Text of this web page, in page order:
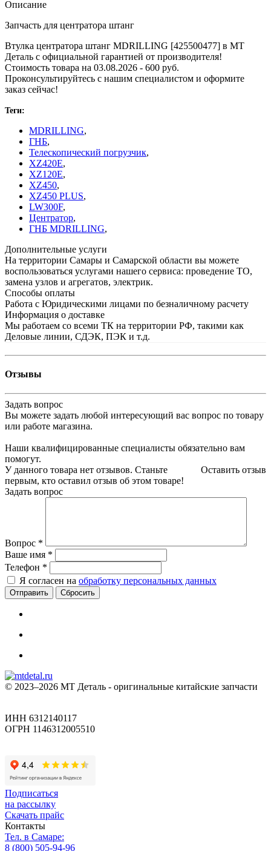
Описание
Запчасть для центратора штанг
Втулка центратора штанг MDRILLING [425500477] в МТ
Деталь с официальной гарантией от производителя!
Стоимость товара на 03.08.2026 - 600 руб.
Проконсультируйтесь с нашим специалистом и оформите
заказ сейчас!
Теги:
MDRILLING,
ГНБ,
Телескопический погрузчик,
XZ420E,
XZ120E,
XZ450,
XZ450 PLUS,
LW300F,
Центратор,
ГНБ MDRILLING,
Дополнительные услуги
На территории Самары и Самарской области вы можете
воспользоваться услугами нашего сервиса: проведение ТО,
замена узлов и агрегатов, электрик.
Способы оплаты
Работа с Юридическими лицами по безналичному расчету
Информация о доставке
Мы работаем со всеми ТК на территории РФ, такими как
Деловые линии, СДЭК, ПЭК и т.д.
Отзывы
Задать вопрос
Вы можете задать любой интересующий вас вопрос по товару
или работе магазина.
Наши квалифицированные специалисты обязательно вам
помогут.
Оставить отзыв
У данного товара нет отзывов. Станьте
первым, кто оставил отзыв об этом товаре!
Задать вопрос
Вопрос *
Ваше имя *
Телефон *
Я согласен на обработку персональных данных
Сбросить
© 2023–2026 МТ Деталь - оригинальные китайские запчасти
ИНН 6312140117
ОГРН 1146312005510
Подписаться
на рассылку
Скачать прайс
Контакты
Тел. в Самаре:
8 (800) 505-94-96